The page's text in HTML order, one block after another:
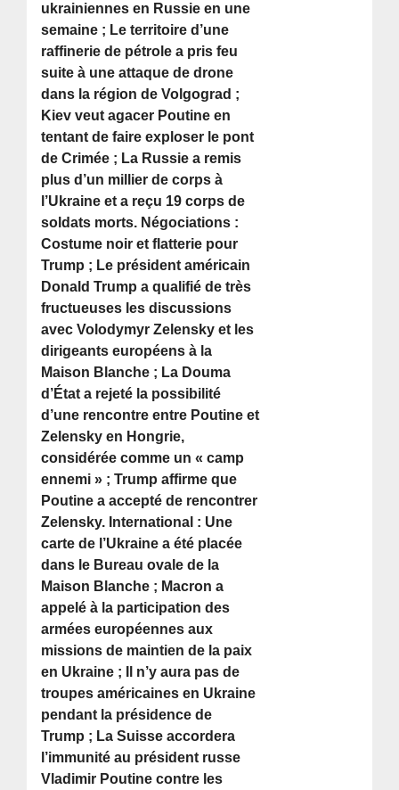
ukrainiennes en Russie en une
semaine ; Le territoire d’une
raffinerie de pétrole a pris feu
suite à une attaque de drone
dans la région de Volgograd ;
Kiev veut agacer Poutine en
tentant de faire exploser le pont
de Crimée ; La Russie a remis
plus d’un millier de corps à
l’Ukraine et a reçu 19 corps de
soldats morts. Négociations :
Costume noir et flatterie pour
Trump ; Le président américain
Donald Trump a qualifié de très
fructueuses les discussions
avec Volodymyr Zelensky et les
dirigeants européens à la
Maison Blanche ; La Douma
d’État a rejeté la possibilité
d’une rencontre entre Poutine et
Zelensky en Hongrie,
considérée comme un « camp
ennemi » ; Trump affirme que
Poutine a accepté de rencontrer
Zelensky. International : Une
carte de l’Ukraine a été placée
dans le Bureau ovale de la
Maison Blanche ; Macron a
appelé à la participation des
armées européennes aux
missions de maintien de la paix
en Ukraine ; Il n’y aura pas de
troupes américaines en Ukraine
pendant la présidence de
Trump ; La Suisse accordera
l’immunité au président russe
Vladimir Poutine contre les